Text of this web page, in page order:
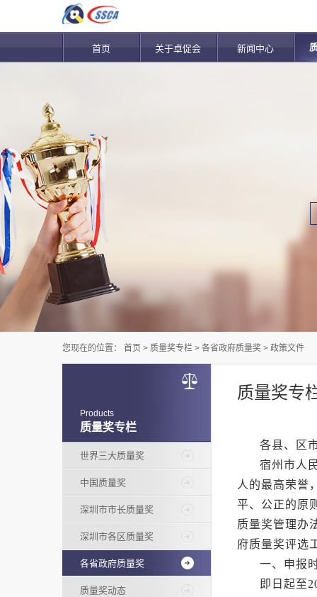
首页 关于卓促会 新闻中心
质量奖专栏
Products
世界三大质量奖
中国质量奖
深圳市市长质量奖
深圳市各区质量奖
各省政府质量奖
质量奖动态
质量奖专
您现在的位置： 首页 > 质量奖专栏 > 各省政府质量奖 > 政策文件
各县、区
宿州市人
人的最高荣誉
平、公正的原
质量奖管理办
府质量奖评选
一、申报
即日起至